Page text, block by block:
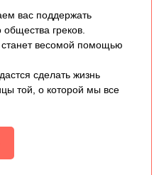
вас поддержать
общества греков.
весомой помощью
сделать жизнь
той, о которой мы все